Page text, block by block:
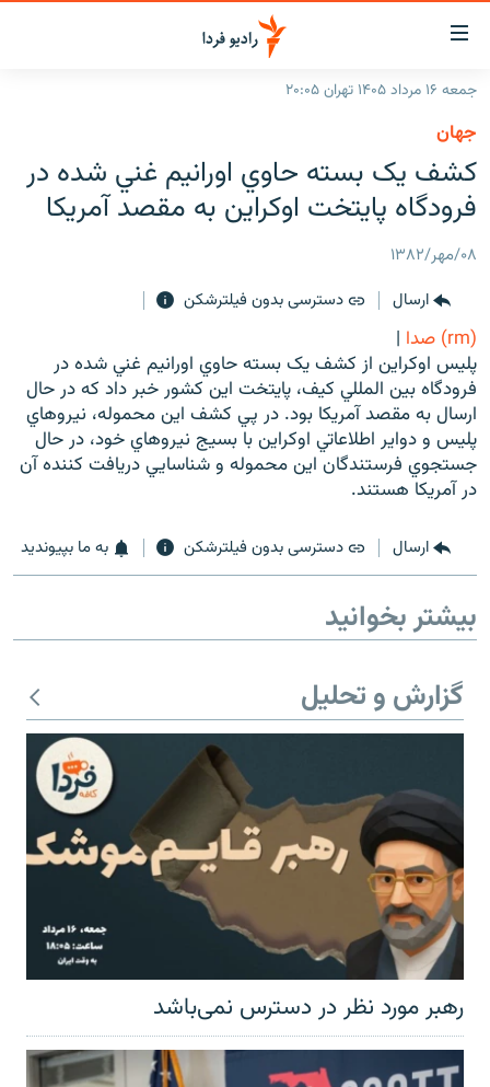
لینک‌های
قابلیت
دسترسی
بازگشت
به
منوی
اصلی
رفتن
صفحه
جستجو
ایران
جهان
برنامه‌های رادیویی
فرکانس‌ها
پادکست
چندرسانه‌ای
گزارش‌های تصویری
گزارش‌های ویدئویی
زنان فردا
English
به ما بپیوندید
زبان‌های دیگر
جمعه ۱۶ مرداد ۱۴۰۵ تهران ۲۰:۰۵
جهان
کشف يک بسته حاوي اورانيم غني شده در
فرودگاه پايتخت اوکراين به مقصد آمريکا
۰۸/مهر/۱۳۸۲
ارسال
دسترسی بدون فیلترشکن
(rm) صدا
|
پليس اوکراين از کشف يک بسته حاوي اورانيم غني شده در
فرودگاه بين المللي کيف، پايتخت اين کشور خبر داد که در حال
ارسال به مقصد آمريکا بود. در پي کشف اين محموله، نيروهاي
پليس و دواير اطلاعاتي اوکراين با بسيج نيروهاي خود، در حال
جستجوي فرستندگان اين محموله و شناسايي دريافت کننده آن
در آمريکا هستند.
ارسال دسترسی بدون فیلترشکن به ما بپیوندید
بیشتر بخوانید
گزارش و تحلیل
رهبر مورد نظر در دسترس نمی‌باشد